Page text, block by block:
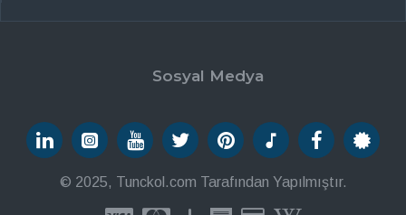
Sosyal Medya
© 2025, Tunckol.com Tarafından Yapılmıştır.